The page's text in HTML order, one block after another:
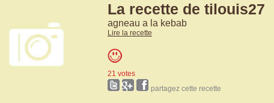
La recette de tilouis27
agneau a la kebab
Lire la recette
21 votes
partagez cette recette